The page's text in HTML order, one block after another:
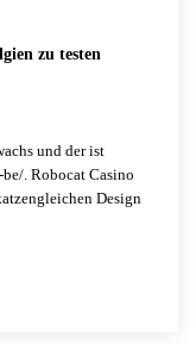
zu testen
und der ist
. Robocat Casino
Design